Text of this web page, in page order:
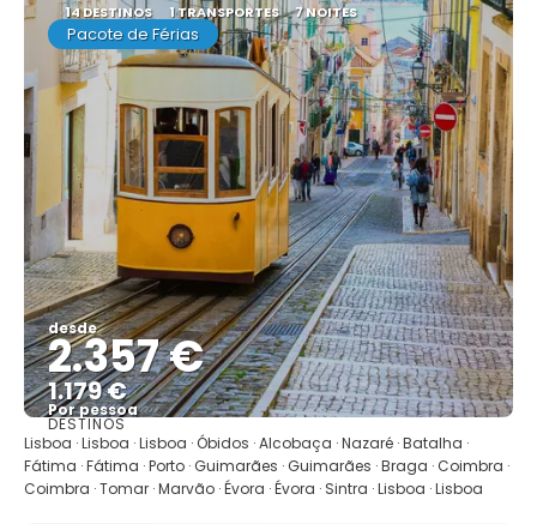
14 DESTINOS 1 TRANSPORTES 7 NOITES
Pacote de Férias
desde
2.357 €
1.179 €
Por pessoa
Mostrar
DESTINOS
Lisboa · Lisboa · Lisboa · Óbidos · Alcobaça · Nazaré · Batalha ·
Fátima · Fátima · Porto · Guimarães · Guimarães · Braga · Coimbra ·
Coimbra · Tomar · Marvão · Évora · Évora · Sintra · Lisboa · Lisboa